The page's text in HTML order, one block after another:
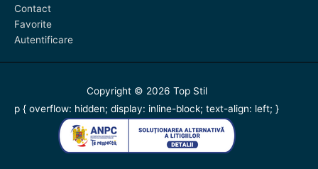
Contact
Favorite
Autentificare
Copyright © 2026 Top Stil
p { overflow: hidden; display: inline-block; text-align: left; }